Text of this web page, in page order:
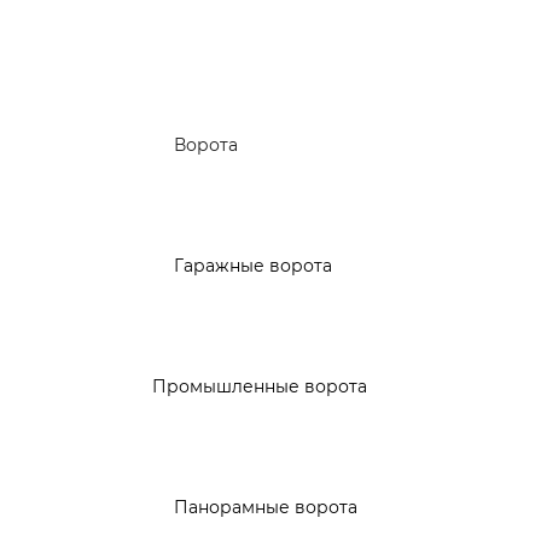
Ворота
Гаражные ворота
Промышленные ворота
Панорамные ворота